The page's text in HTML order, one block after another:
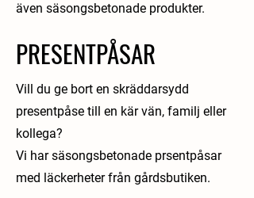
även säsongsbetonade produkter.
PRESENTPÅSAR
Vill du ge bort en skräddarsydd
presentpåse till en kär vän, familj eller
kollega?
Vi har säsongsbetonade prsentpåsar
med läckerheter från gårdsbutiken.